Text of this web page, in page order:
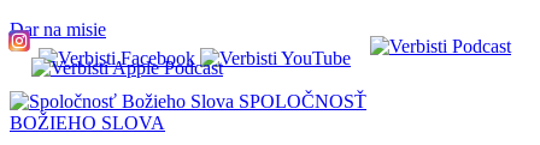
Dar na misie
SPOLOČNOSŤ
BOŽIEHO SLOVA